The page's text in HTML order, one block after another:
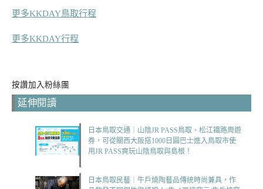
更多KKDAY鳥取行程
更多KKDAY行程
按讚加入粉絲團
延伸閱讀
日本鳥取交通｜山陰JR PASS鳥取、松江鐵路周遊
券，可從關西大阪搭1000日圓巴士進入鳥取市使
用JR PASS爽玩山陰鳥取與島根！
日本鳥取民藝｜牛戶燒陶藝品傳統時尚兼具，作